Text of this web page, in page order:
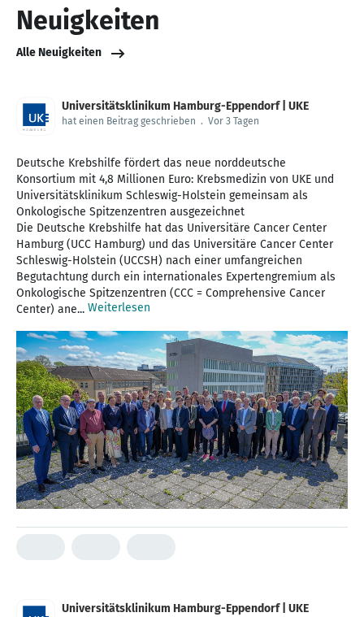
Neuigkeiten
Alle Neuigkeiten
Universitätsklinikum Hamburg-Eppendorf | UKE
hat einen Beitrag geschrieben . Vor 3 Tagen
Deutsche Krebshilfe fördert das neue norddeutsche
Konsortium mit 4,8 Millionen Euro: Krebsmedizin von UKE und
Universitätsklinikum Schleswig-Holstein gemeinsam als
Onkologische Spitzenzentren ausgezeichnet
Die Deutsche Krebshilfe hat das Universitäre Cancer Center
Hamburg (UCC Hamburg) und das Universitäre Cancer Center
Schleswig-Holstein (UCCSH) nach einer umfangreichen
Begutachtung durch ein internationales Expertengremium als
Onkologische Spitzenzentren (CCC = Comprehensive Cancer
Center) ane... Weiterlesen
Universitätsklinikum Hamburg-Eppendorf | UKE